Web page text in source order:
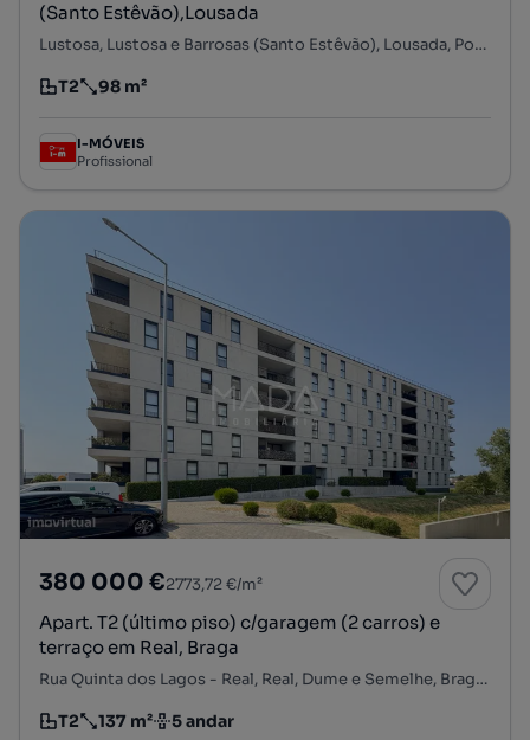
(Santo Estêvão),Lousada
Lustosa, Lustosa e Barrosas (Santo Estêvão), Lousada, Porto
Tipologia
T2
Preço por metro quadrado
98 m²
I-MÓVEIS
Profissional
380 000 €2773,72 €/m²
Apart. T2 (último piso) c/garagem (2 carros) e
terraço em Real, Braga
Rua Quinta dos Lagos - Real, Real, Dume e Semelhe, Braga, Braga
Tipologia
T2
Preço por metro quadrado
137 m²
Andar 5 andar